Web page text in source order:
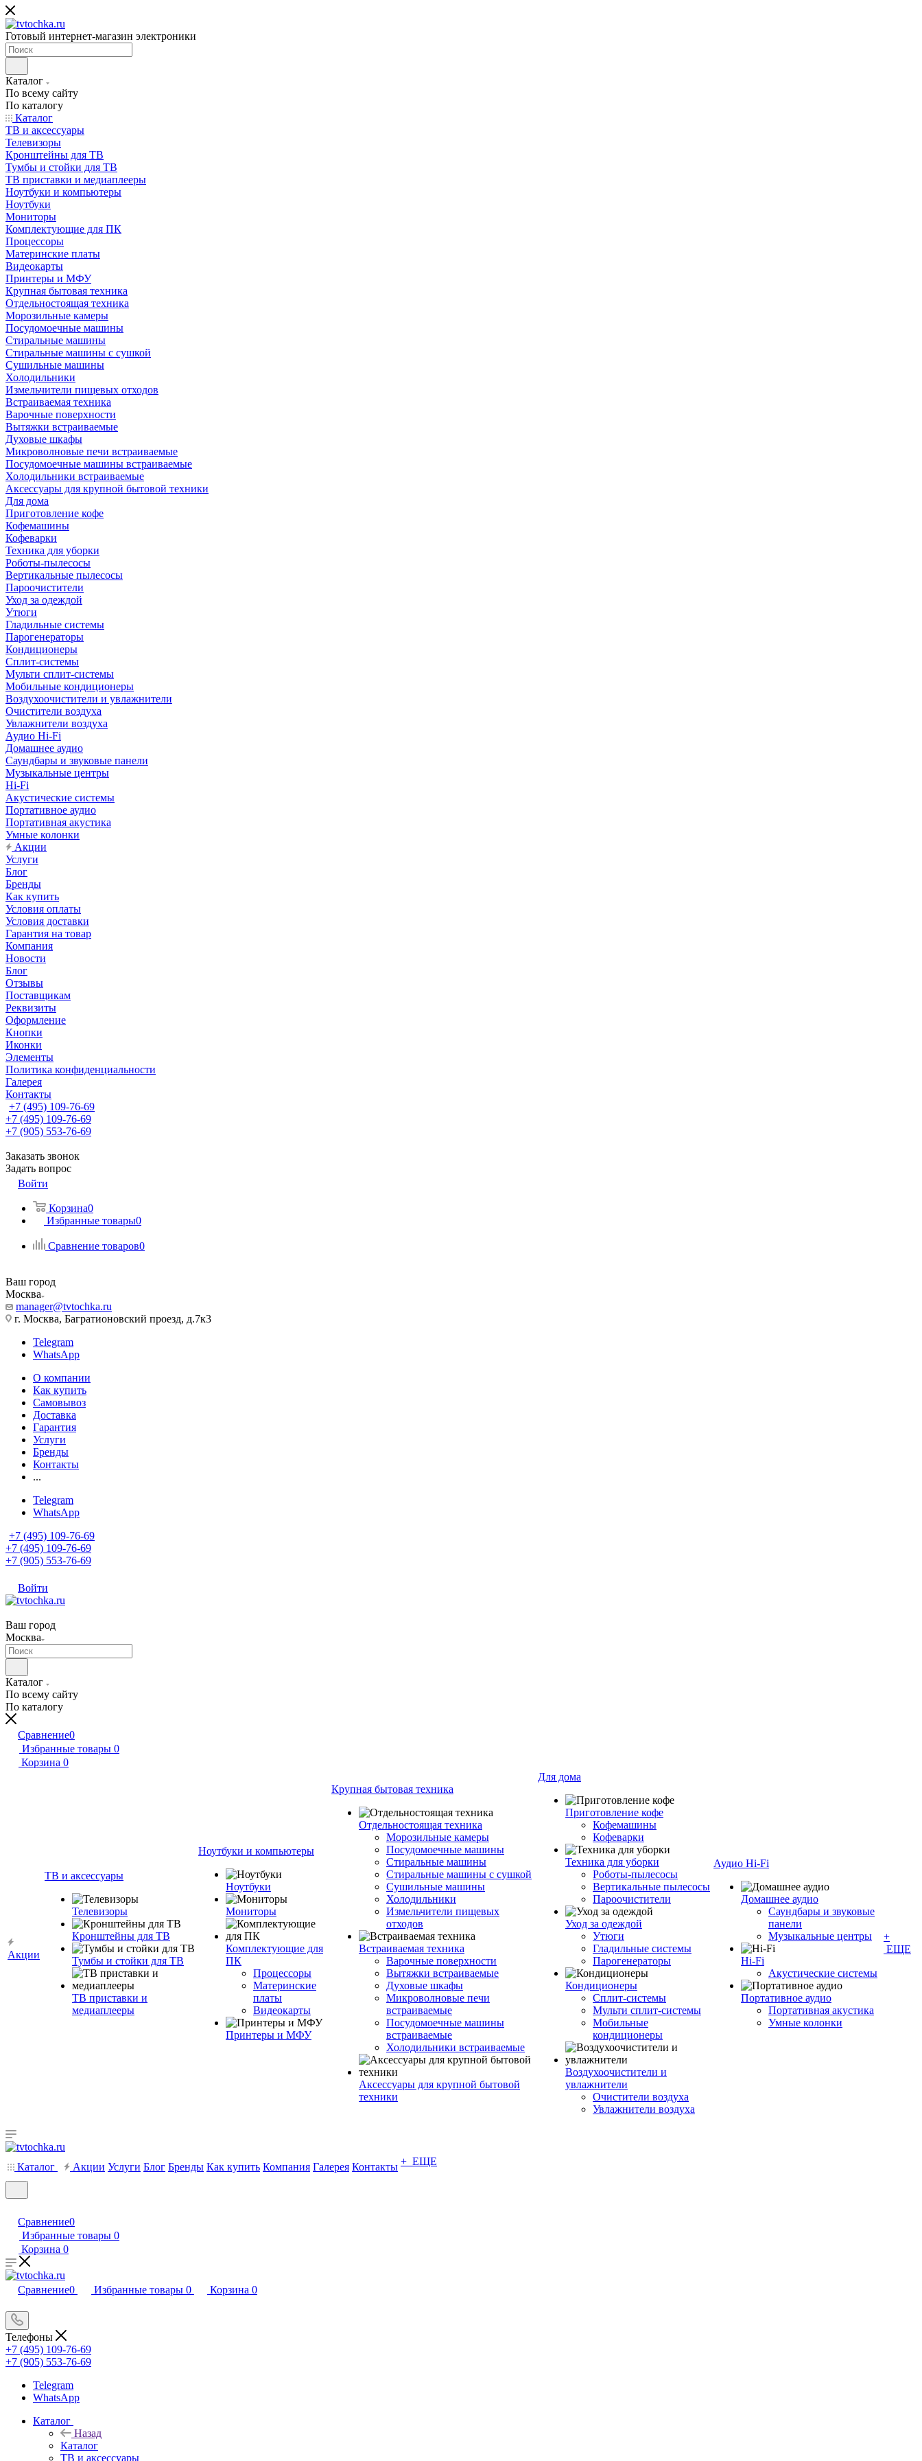
Готовый интернет-магазин электроники
Каталог
По всему сайту
По каталогу
Каталог
ТВ и аксессуары
Телевизоры
Кронштейны для ТВ
Тумбы и стойки для ТВ
ТВ приставки и медиаплееры
Ноутбуки и компьютеры
Ноутбуки
Мониторы
Комплектующие для ПК
Процессоры
Материнские платы
Видеокарты
Принтеры и МФУ
Крупная бытовая техника
Отдельностоящая техника
Морозильные камеры
Посудомоечные машины
Стиральные машины
Стиральные машины с сушкой
Сушильные машины
Холодильники
Измельчители пищевых отходов
Встраиваемая техника
Варочные поверхности
Вытяжки встраиваемые
Духовые шкафы
Микроволновые печи встраиваемые
Посудомоечные машины встраиваемые
Холодильники встраиваемые
Аксессуары для крупной бытовой техники
Для дома
Приготовление кофе
Кофемашины
Кофеварки
Техника для уборки
Роботы-пылесосы
Вертикальные пылесосы
Пароочистители
Уход за одеждой
Утюги
Гладильные системы
Парогенераторы
Кондиционеры
Сплит-системы
Мульти сплит-системы
Мобильные кондиционеры
Воздухоочистители и увлажнители
Очистители воздуха
Увлажнители воздуха
Аудио Hi-Fi
Домашнее аудио
Саундбары и звуковые панели
Музыкальные центры
Hi-Fi
Акустические системы
Портативное аудио
Портативная акустика
Умные колонки
Акции
Услуги
Блог
Бренды
Как купить
Условия оплаты
Условия доставки
Гарантия на товар
Компания
Новости
Блог
Отзывы
Поставщикам
Реквизиты
Оформление
Кнопки
Иконки
Элементы
Политика конфиденциальности
Галерея
Контакты
+7 (495) 109-76-69
+7 (495) 109-76-69
+7 (905) 553-76-69
Заказать звонок
Задать вопрос
Войти
Корзина0
Избранные товары0
Сравнение товаров0
Ваш город
Москва
manager@tvtochka.ru
г. Москва, Багратионовский проезд, д.7к3
Telegram
WhatsApp
О компании
Как купить
Самовывоз
Доставка
Гарантия
Услуги
Бренды
Контакты
...
Telegram
WhatsApp
+7 (495) 109-76-69
+7 (495) 109-76-69
+7 (905) 553-76-69
Войти
Ваш город
Москва
Каталог
По всему сайту
По каталогу
Сравнение0
Избранные товары 0
Корзина 0
Акции
ТВ и аксессуары
Телевизоры
Кронштейны для ТВ
Тумбы и стойки для ТВ
ТВ приставки и
медиаплееры
Ноутбуки и компьютеры
Ноутбуки
Мониторы
Комплектующие для
ПК
Процессоры
Материнские
платы
Видеокарты
Принтеры и МФУ
Крупная бытовая техника
Отдельностоящая техника
Морозильные камеры
Посудомоечные машины
Стиральные машины
Стиральные машины с сушкой
Сушильные машины
Холодильники
Измельчители пищевых
отходов
Встраиваемая техника
Варочные поверхности
Вытяжки встраиваемые
Духовые шкафы
Микроволновые печи
встраиваемые
Посудомоечные машины
встраиваемые
Холодильники встраиваемые
Аксессуары для крупной бытовой
техники
Для дома
Приготовление кофе
Кофемашины
Кофеварки
Техника для уборки
Роботы-пылесосы
Вертикальные пылесосы
Пароочистители
Уход за одеждой
Утюги
Гладильные системы
Парогенераторы
Кондиционеры
Сплит-системы
Мульти сплит-системы
Мобильные
кондиционеры
Воздухоочистители и
увлажнители
Очистители воздуха
Увлажнители воздуха
Аудио Hi-Fi
Домашнее аудио
Саундбары и звуковые
панели
Музыкальные центры
Hi-Fi
Акустические системы
Портативное аудио
Портативная акустика
Умные колонки
+
ЕЩЕ
Каталог Акции Услуги Блог Бренды Как купить Компания Галерея Контакты + ЕЩЕ
Сравнение0
Избранные товары 0
Корзина 0
Сравнение0 Избранные товары 0 Корзина 0
Телефоны
+7 (495) 109-76-69
+7 (905) 553-76-69
Telegram
WhatsApp
Каталог
Назад
Каталог
ТВ и аксессуары